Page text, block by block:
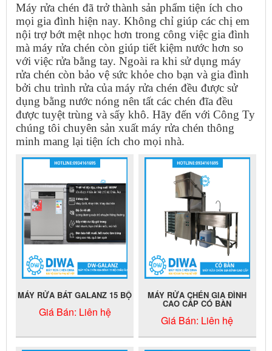
Máy rửa chén đã trở thành sản phẩm tiện ích cho
mọi gia đình hiện nay. Không chỉ giúp các chị em
nội trợ bớt mệt nhọc hơn trong công việc gia đình
mà máy rửa chén còn giúp tiết kiệm nước hơn so
với việc rửa bằng tay. Ngoài ra khi sử dụng máy
rửa chén còn bảo vệ sức khỏe cho bạn và gia đình
bởi chu trình rửa của máy rửa chén đều được sử
dụng bằng nước nóng nên tất các chén đĩa đều
được tuyệt trùng và sấy khô. Hãy đến với Công Ty
chúng tôi chuyên sản xuất máy rửa chén thông
minh mang lại tiện ích cho mọi nhà.
MÁY RỬA BÁT GALANZ 15 BỘ
Giá Bán: Liên hệ
MÁY RỬA CHÉN GIA ĐÌNH
CAO CẤP CÓ BÀN
Giá Bán: Liên hệ